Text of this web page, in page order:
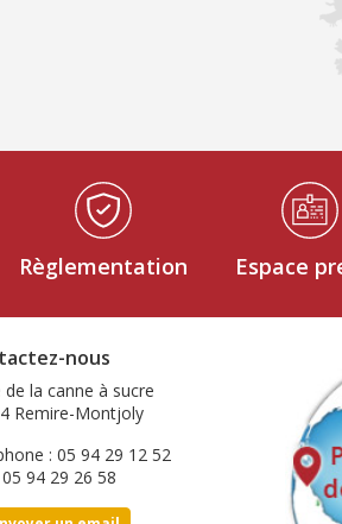
Règlementation Espace
nous
de la canne à sucre
Remire-Montjoly
: 05 94 29 12 52
05 94 29 26 58